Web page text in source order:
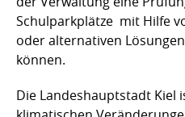
Schulparkplätze mit Hilfe
oder alternativen
können.
Die Landeshauptstadt Kiel